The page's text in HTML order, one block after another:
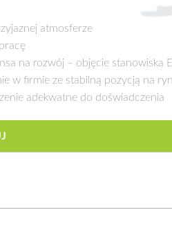
atmosferze
na rozwój – objęcie stanowiska
w firmie ze stabilną pozycją na
adekwatne do doświadczenia